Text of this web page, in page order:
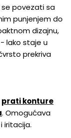
se povezati sa
punjenjem do
dizajnu,
lako staje u
prekriva
prati konture
. Omogućava
iritacija.